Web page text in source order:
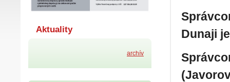
Dunaji
Aktuality
archív